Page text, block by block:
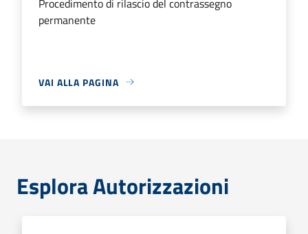
permanente
VAI ALLA PAGINA
Esplora Autorizzazioni